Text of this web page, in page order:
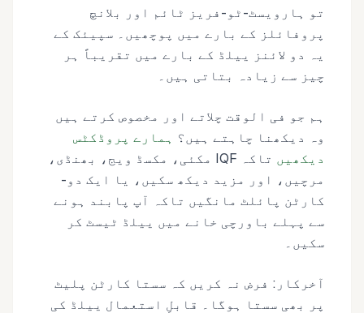
تو ہارویسٹ-ٹو-فریز ٹائم اور بلانچ
پروفائلز کے بارے میں پوچھیں۔ سپیئک کے
یہ دو لائنز ییلڈ کے بارے میں تقریباً ہر
چیز سے زیادہ بتاتی ہیں۔
ہم جو فی الوقت چلاتے اور مخصوص کرتے ہیں
وہ دیکھنا چاہتے ہیں؟ ہمارے پروڈکٹس
دیکھیں
تاکہ IQF مکئی، مکسڈ ویج، بھنڈی،
مرچیں، اور مزید دیکھ سکیں، یا ایک دو-
کارٹن پائلٹ مانگیں تاکہ آپ پابند ہونے
سے پہلے باورچی خانے میں ییلڈ ٹیسٹ کر
سکیں۔
آخرکار: فرض نہ کریں کہ سستا کارٹن پلیٹ
پر بھی سستا ہوگا۔ قابلِ استعمال ییلڈ کی